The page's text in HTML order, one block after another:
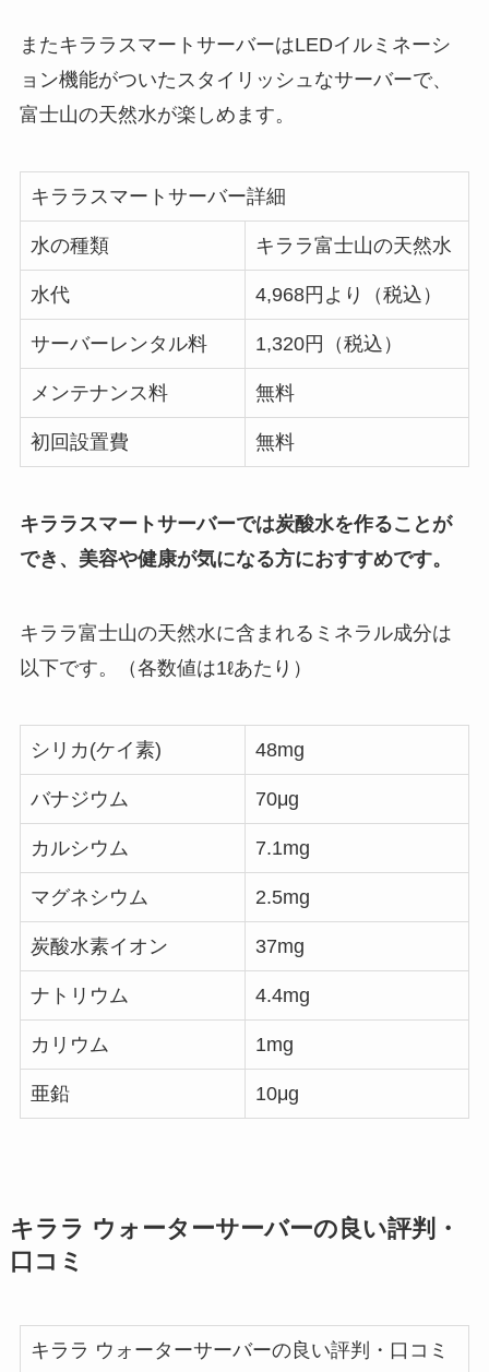
またキララスマートサーバーはLEDイルミネーシ
ョン機能がついたスタイリッシュなサーバーで、
富士山の天然水が楽しめます。
キララスマートサーバー詳細
水の種類 キララ富士山の天然水
水代 4,968円より（税込）
サーバーレンタル料 1,320円（税込）
メンテナンス料 無料
初回設置費 無料
キララスマートサーバーでは炭酸水を作ることが
でき、美容や健康が気になる方におすすめです。
キララ富士山の天然水に含まれるミネラル成分は
以下です。（各数値は1ℓあたり）
シリカ(ケイ素) 48mg
バナジウム 70μg
カルシウム 7.1mg
マグネシウム 2.5mg
炭酸水素イオン 37mg
ナトリウム 4.4mg
カリウム 1mg
亜鉛 10μg
キララ ウォーターサーバーの良い評判・
口コミ
キララ ウォーターサーバーの良い評判・口コミ